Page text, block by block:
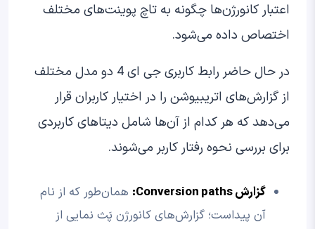
اعتبار کانورژن‌ها چگونه به تاچ پوینت‌های مختلف
اختصاص داده می‌شود.
در حال حاضر رابط کاربری جی ای 4 دو مدل مختلف
از گزارش‌های اتریبیوشن را در اختیار کاربران قرار
می‌دهد که هر کدام از آن‌ها شامل دیتاهای کاربردی
برای بررسی نحوه رفتار کاربر می‌شوند.
گزارشConversion paths
: همان‌طور که از نام
آن پیداست؛ گزارش‌های کانورژن پَث نمایی از